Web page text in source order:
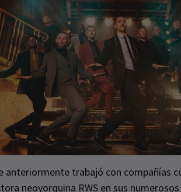
trabajó con compañías
neoyorquina RWS en sus